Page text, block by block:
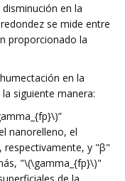
en la
se mide entre
proporcionado la
en la
siguiente manera:
nanorelleno, el
y "β"
"\(\gamma_{fp}\)"